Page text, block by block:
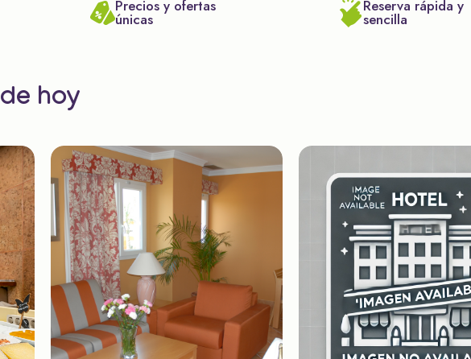
Precios y ofertas
únicas
Reserva rápida y
sencilla
hoy